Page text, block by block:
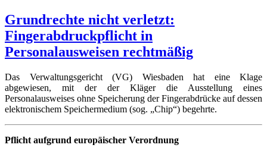
Grundrechte nicht verletzt:
Fingerabdruckpflicht in
Personalausweisen rechtmäßig
Das Verwaltungsgericht (VG) Wiesbaden hat eine Klage
abgewiesen, mit der der Kläger die Ausstellung eines
Personalausweises ohne Speicherung der Fingerabdrücke auf dessen
elektronischem Speichermedium (sog. „Chip“) begehrte.
Pflicht aufgrund europäischer Verordnung